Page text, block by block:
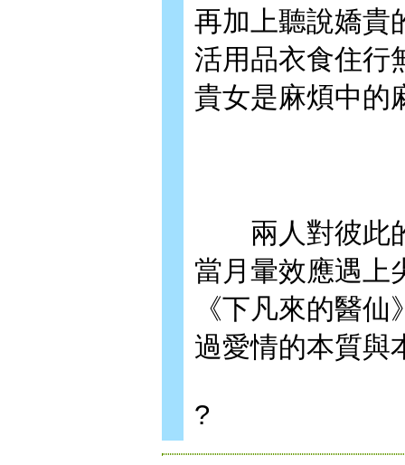
再加上聽說嬌貴
活用品衣食住行
貴女是麻煩中的
兩人對彼此的
當月暈效應遇上
《下凡來的醫
過愛情的本質與
?